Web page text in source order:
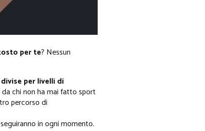
per te? Nessun
per livelli di
chi non ha mai fatto sport
percorso di
in ogni momento.